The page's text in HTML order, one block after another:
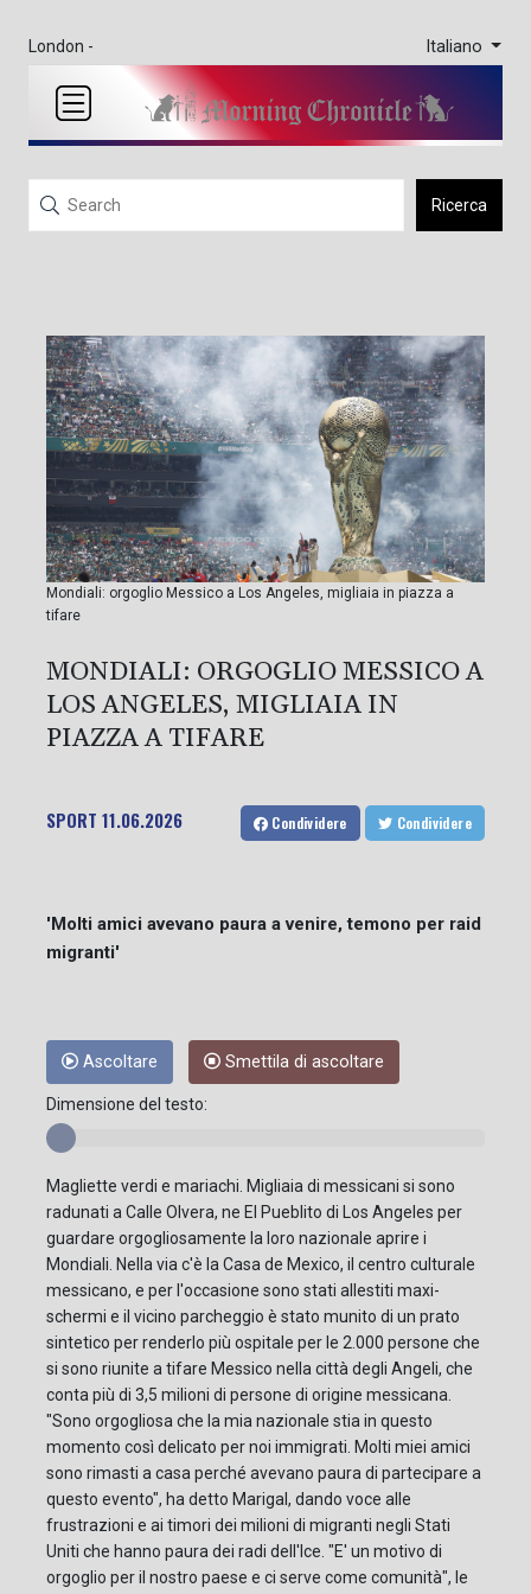
London - Italiano
Ricerca
Mondiali: orgoglio Messico a Los Angeles, migliaia in piazza a
tifare
MONDIALI: ORGOGLIO MESSICO A
LOS ANGELES, MIGLIAIA IN
PIAZZA A TIFARE
SPORT 11.06.2026 Condividere Condividere
'Molti amici avevano paura a venire, temono per raid
migranti'
Ascoltare Smettila di ascoltare
Dimensione del testo:
Magliette verdi e mariachi. Migliaia di messicani si sono
radunati a Calle Olvera, ne El Pueblito di Los Angeles per
guardare orgogliosamente la loro nazionale aprire i
Mondiali. Nella via c'è la Casa de Mexico, il centro culturale
messicano, e per l'occasione sono stati allestiti maxi-
schermi e il vicino parcheggio è stato munito di un prato
sintetico per renderlo più ospitale per le 2.000 persone che
si sono riunite a tifare Messico nella città degli Angeli, che
conta più di 3,5 milioni di persone di origine messicana.
"Sono orgogliosa che la mia nazionale stia in questo
momento così delicato per noi immigrati. Molti miei amici
sono rimasti a casa perché avevano paura di partecipare a
questo evento", ha detto Marigal, dando voce alle
frustrazioni e ai timori dei milioni di migranti negli Stati
Uniti che hanno paura dei radi dell'Ice. "E' un motivo di
orgoglio per il nostro paese e ci serve come comunità", le